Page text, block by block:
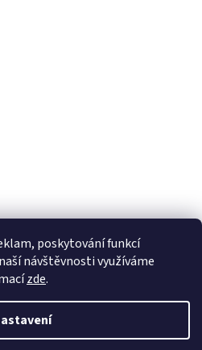
poskytování funkcí
návštěvnosti využíváme
zde.